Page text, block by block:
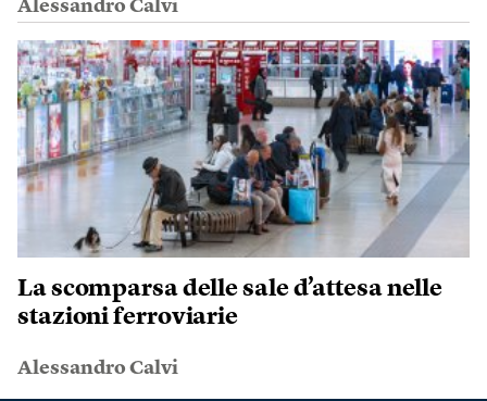
Alessandro Calvi
La scomparsa delle sale d’attesa nelle
stazioni ferroviarie
Alessandro Calvi